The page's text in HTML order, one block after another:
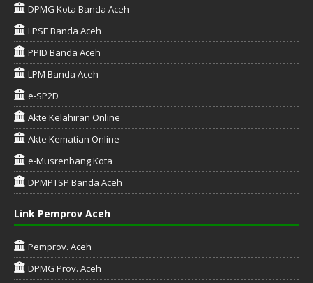
DPMG Kota Banda Aceh
LPSE Banda Aceh
PPID Banda Aceh
LPM Banda Aceh
e-SP2D
Akte Kelahiran Online
Akte Kematian Online
e-Musrenbang Kota
DPMPTSP Banda Aceh
Link Pemprov Aceh
Pemprov. Aceh
DPMG Prov. Aceh